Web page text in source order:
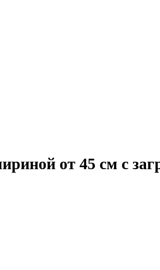
от 45 см с